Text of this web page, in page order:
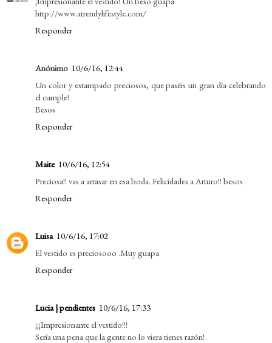
http://www.atrendylifestyle.com/
Responder
Anónimo 10/6/16, 12:44
Un color y estampado preciosos, que paséis un gran día celebrando
el cumple!
Besos
Responder
Maite 10/6/16, 12:54
Preciosa!! vas a arrasar en esa boda. Felicidades a Arturo!! besos
Responder
Luisa 10/6/16, 17:02
El vestido es preciosooo .Muy guapa
Responder
Lucia | pendientes 10/6/16, 17:33
¡¡¡Impresionante el vestido!!!
Sería una pena que la gente no lo viera tienes razón!